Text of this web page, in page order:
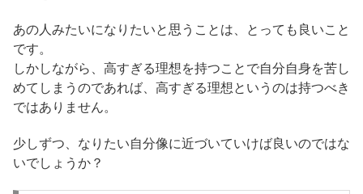
あの人みたいになりたいと思うことは、とっても良いこと
です。
しかしながら、高すぎる理想を持つことで自分自身を苦し
めてしまうのであれば、高すぎる理想というのは持つべき
ではありません。
少しずつ、なりたい自分像に近づいていけば良いのではな
いでしょうか？